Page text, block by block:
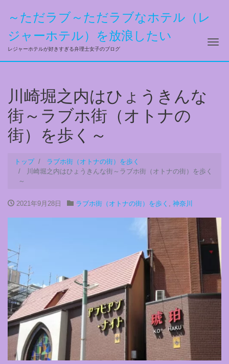
～ただラブ～ただラブなホテル（レ
ジャーホテル）を放浪したい
レジャーホテルが好きすぎる弁理士女子のブログ ナ
川崎堀之内はひょうきんな
街～ラブホ街（オトナの
街）を歩く～
トップ
ラブホ街（オトナの街）を歩く
川崎堀之内はひょうきんな街～ラブホ街（オトナの街）を歩く
～
2021年9月28日 ラブホ街（オトナの街）を歩く , 神奈川